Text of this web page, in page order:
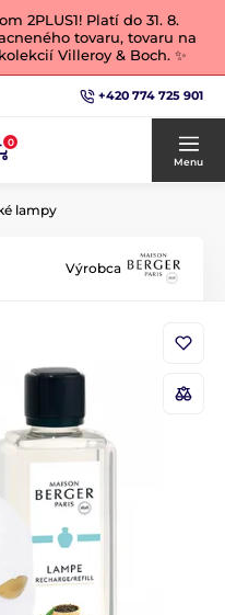
2PLUS1! Platí do 31. 8.
tovaru, tovaru na
Villeroy & Boch. ✨
+420 774 725 901
0
Menu
lampy
Výrobca